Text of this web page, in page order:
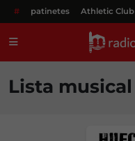
# patinetes Athletic Club
Lista musical